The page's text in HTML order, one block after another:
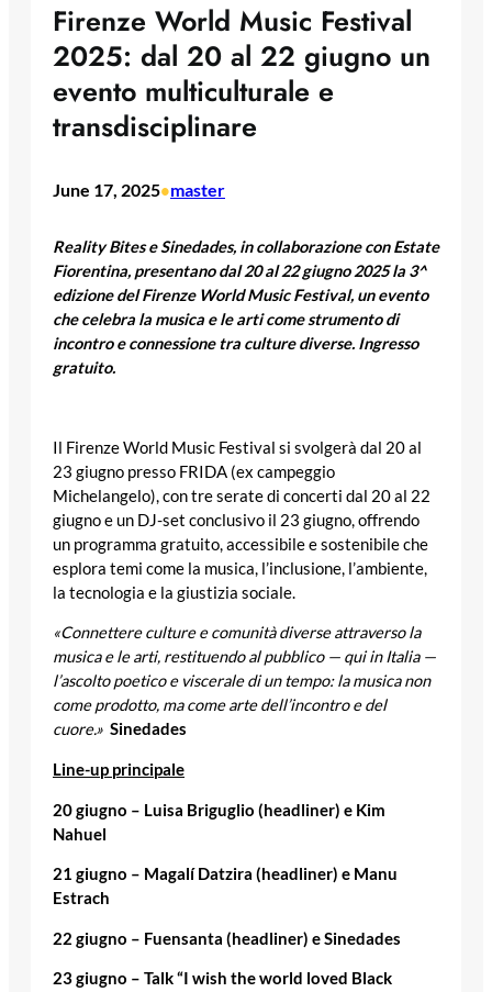
Firenze World Music Festival
2025: dal 20 al 22 giugno un
evento multiculturale e
transdisciplinare
June 17, 2025•master
Reality Bites e Sinedades, in collaborazione con Estate
Fiorentina, presentano dal 20 al 22 giugno 2025 la 3^
edizione del Firenze World Music Festival, un evento
che celebra la musica e le arti come strumento di
incontro e connessione tra culture diverse. Ingresso
gratuito.
Il Firenze World Music Festival si svolgerà dal 20 al
23 giugno presso FRIDA (ex campeggio
Michelangelo), con tre serate di concerti dal 20 al 22
giugno e un DJ-set conclusivo il 23 giugno, offrendo
un programma gratuito, accessibile e sostenibile che
esplora temi come la musica, l’inclusione, l’ambiente,
la tecnologia e la giustizia sociale.
«Connettere culture e comunità diverse attraverso la
musica e le arti, restituendo al pubblico — qui in Italia —
l’ascolto poetico e viscerale di un tempo: la musica non
come prodotto, ma come arte dell’incontro e del
cuore.» Sinedades
Line-up principale
20 giugno – Luisa Briguglio (headliner) e Kim
Nahuel
21 giugno – Magalí Datzira (headliner) e Manu
Estrach
22 giugno – Fuensanta (headliner) e Sinedades
23 giugno – Talk “I wish the world loved Black